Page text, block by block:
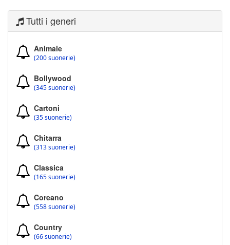
Tutti i generi
Animale
(200 suonerie)
Bollywood
(345 suonerie)
Cartoni
(35 suonerie)
Chitarra
(313 suonerie)
Classica
(165 suonerie)
Coreano
(558 suonerie)
Country
(66 suonerie)